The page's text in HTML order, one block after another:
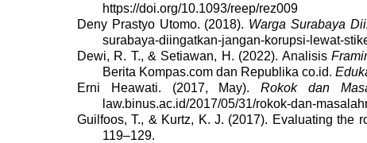
https://doi.org/10.1093/reep/rez009
Deny Prastyo Utomo. (2018). Warga Surabaya
surabaya-diingatkan-jangan-korupsi-lewat-
Dewi, R. T., & Setiawan, H. (2022). Analisis
Berita Kompas.com dan Republika co.id.
Erni Heawati. (2017, May).Rokok dan
law.binus.ac.id/2017/05/31/rokok-dan-
Guilfoos, T., & Kurtz, K. J. (2017). Evaluating the
119–129.